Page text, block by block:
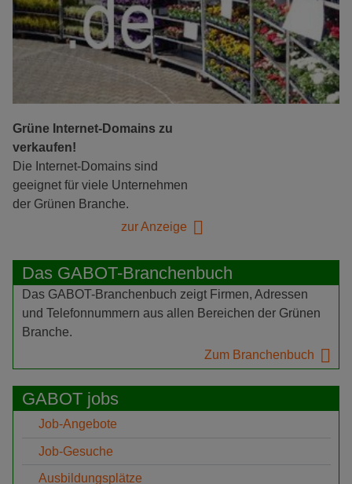
Grüne Internet-Domains zu
verkaufen!
Die Internet-Domains sind
geeignet für viele Unternehmen
der Grünen Branche.
zur Anzeige
Das GABOT-Branchenbuch
Das GABOT-Branchenbuch zeigt Firmen, Adressen
und Telefonnummern aus allen Bereichen der Grünen
Branche.
Zum Branchenbuch
GABOT jobs
Job-Angebote
Job-Gesuche
Ausbildungsplätze